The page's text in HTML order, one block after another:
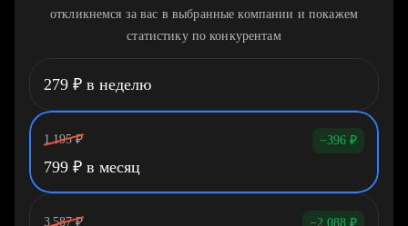
откликнемся за вас в выбранные компании и покажем
статистику по конкурентам
279 ₽ в неделю
1 195 ₽ −396 ₽
799 ₽ в месяц
3 587 ₽ −2 088 ₽